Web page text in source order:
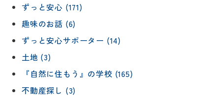
ずっと安心 (171)
趣味のお話 (6)
ずっと安心サポーター (14)
土地 (3)
『自然に住もう』の学校 (165)
不動産探し (3)